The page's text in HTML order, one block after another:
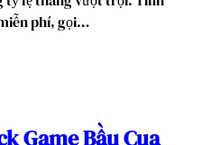
phí, gọi…
Game Bầu Cua